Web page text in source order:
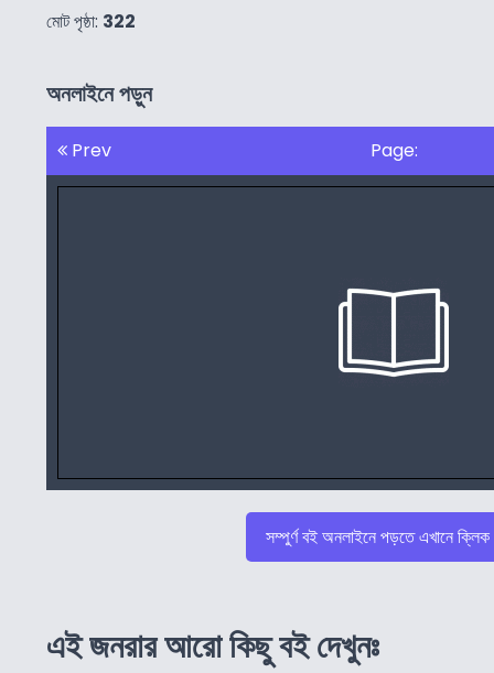
মোট পৃষ্ঠা: 322
অনলাইনে পড়ুন
Prev Page:
সম্পুর্ণ বই অনলাইনে পড়তে এখানে
এই জনরার আরো কিছু বই দেখুনঃ